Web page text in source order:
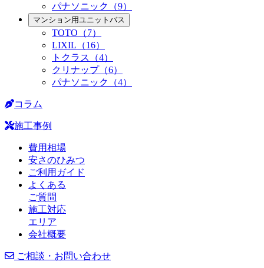
パナソニック（9）
マンション用ユニットバス
TOTO（7）
LIXIL（16）
トクラス（4）
クリナップ（6）
パナソニック（4）
コラム
施工事例
費用相場
安さのひみつ
ご利用ガイド
よくある
ご質問
施工対応
エリア
会社概要
ご相談・お問い合わせ